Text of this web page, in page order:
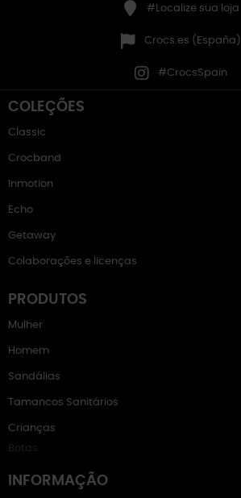
#Localize sua loja
Crocs.es (España)
#CrocsSpain
COLEÇÕES
Classic
Crocband
Inmotion
Echo
Getaway
Colaborações e licenças
PRODUTOS
Mulher
Homem
Sandálias
Tamancos Sanitários
Crianças
Botas
INFORMAÇÃO